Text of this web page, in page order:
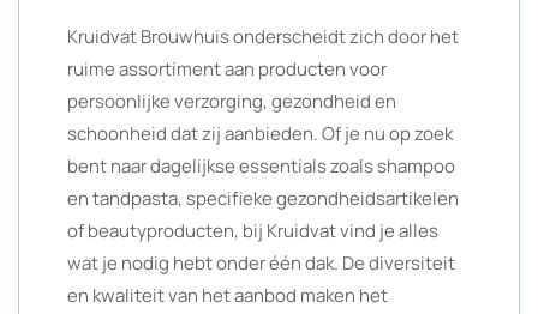
Kruidvat Brouwhuis onderscheidt zich door het
ruime assortiment aan producten voor
persoonlijke verzorging, gezondheid en
schoonheid dat zij aanbieden. Of je nu op zoek
bent naar dagelijkse essentials zoals shampoo
en tandpasta, specifieke gezondheidsartikelen
of beautyproducten, bij Kruidvat vind je alles
wat je nodig hebt onder één dak. De diversiteit
en kwaliteit van het aanbod maken het